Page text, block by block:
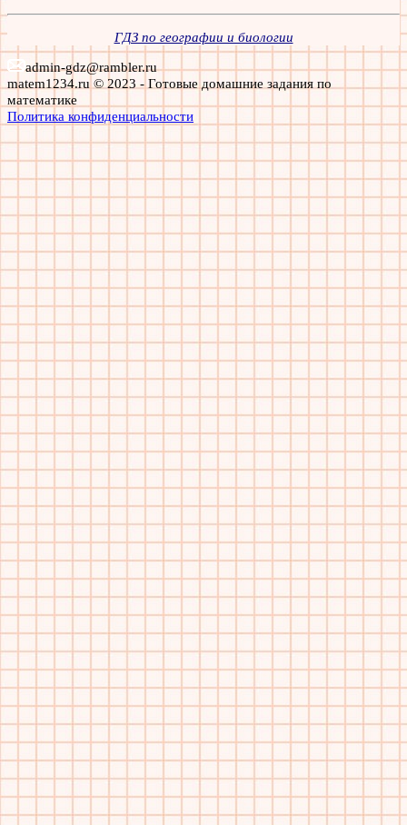
ГДЗ по географии и биологии
admin-gdz@rambler.ru
matem1234.ru © 2023 - Готовые домашние задания по
математике
Политика конфиденциальности